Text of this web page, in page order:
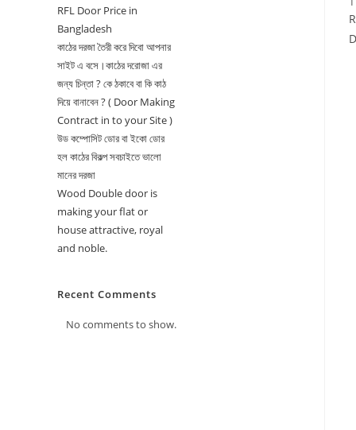
Raw
WPC
Door
quantity
RFL Door Price in
Bangladesh
কাঠের দরজা তৈরী করে দিবো আপনার
সাইট এ বসে।কাঠের দরোজা এর
জন্য চিন্তা ? কে ঠকাবে বা কি কাঠ
দিয়ে বানাবেন ? ( Door Making
Contract in to your Site )
উড কম্পোসিট ডোর বা ইকো ডোর
হল কাঠের বিকল্প সবচাইতে ভালো
মানের দরজা
Wood Double door is
making your flat or
house attractive, royal
and noble.
Recent Comments
No comments to show.